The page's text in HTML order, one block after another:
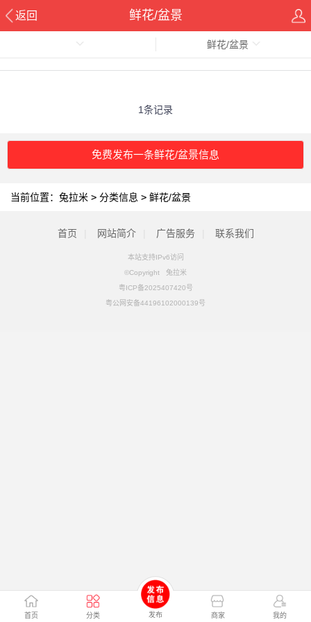
返回 鲜花/盆景
首页 分类 发布 商家 我的
鲜花/盆景
1条记录
免费发布一条鲜花/盆景信息
当前位置： 兔拉米 > 分类信息 > 鲜花/盆景
首页 网站简介 广告服务 联系我们
本站支持IPv6访问
©Copyright 兔拉米
粤ICP备2025407420号
粤公网安备44196102000139号